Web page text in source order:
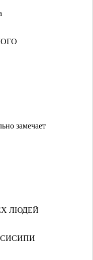
замечает
ЛЮДЕЙ